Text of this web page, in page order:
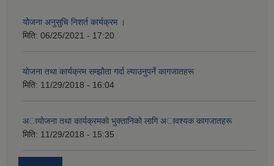
योेजना अनुसुचि निशर्त कार्यक्रम ।
मिति: 06/25/2021 - 17:20
याेजना तथा कार्यक्रम सम्झाैता गर्दा ल्याउनुपर्ने कागजातहरू
मिति: 11/29/2018 - 16:04
अायाेजना तथा कार्यक्रमकाे भुक्तानिकाे लागि अावश्यक कागजातहरू
मिति: 11/29/2018 - 15:35